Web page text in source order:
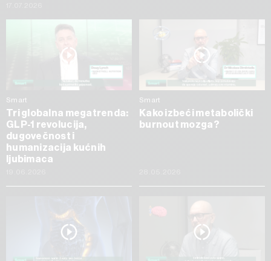
Smart
Tri globalna megatrenda:
GLP-1 revolucija,
dugovečnost i
humanizacija kućnih
ljubimaca
Smart
Kako izbeći metabolički
burnout mozga?